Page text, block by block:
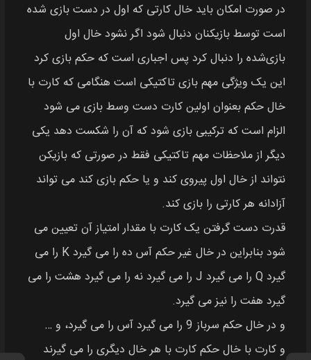
در صورت امکان باید خال کارتی که اول در دست بازی شده
است توسط بازیکنان دنبال شود اگر نشود خال اول
بازی‌شده را دنبال کرد پس اجباری است که حکم بازی کرد
این یک ویژگی مهم بازی تاکتیکی است هنگامی که کارت با
خال حکم بعنوان اولین کارت دست وسط بازی می شود
الزام است که ترکیبی بازی شود که آن را شکست دهد یکی
دیگر از ملاحظات مهم تاکتیکی فقط در صورتی که بازیکن
نتواند از خال اول پیروی کند و یا حکم بازی کند می تواند
آزادانه هر کارتی را بازی کند.
قدرت دست گرفتن یک کارت با مقدار امتیاز آن تعیین می
شود بنابراین در خال غیر حکم آس ده را می گیرد K را می
گیرد Q را می گیرد J را می گیرد نه را می گیرد هشت را می
گیرد هفت را نیز می گیرد.
و در خال حکم سرباز 9 را می گیرد آس را می‌ گیرد، و …
و کارت با خال حکم کارت با هر خال دیگری را می گیرند